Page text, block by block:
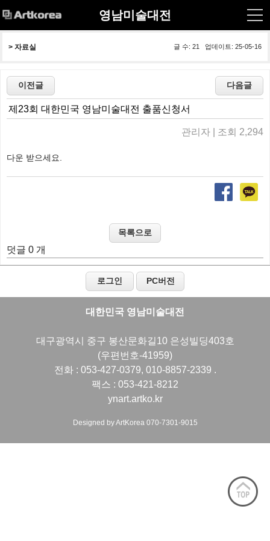
영남미술대전
글 수: 21 업데이트: 25-05-16
> 자료실
제23회 대한민국 영남미술대전 출품신청서
관리자 | 조회 2,294
다운 받으세요.
덧글 0 개
대한민국 영남미술대전
대구광역시 중구 봉산문화길10 은성빌딩403호
(우편번호-41959)
전화 : 053-427-0379, 010-8857-2339 .
팩스 : 053-421-8212
ynart.artko.kr
Designed by ArtKorea 070-7301-9015